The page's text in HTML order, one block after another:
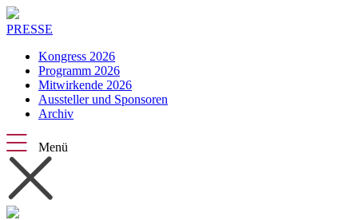
PRESSE
Kongress 2026
Programm 2026
Mitwirkende 2026
Aussteller und Sponsoren
Archiv
Menü